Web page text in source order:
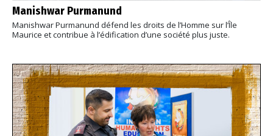
Manishwar Purmanund
Manishwar Purmanund défend les droits de l’Homme sur l’Île
Maurice et contribue à l’édification d’une société plus juste.